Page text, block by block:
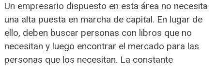
Un empresario dispuesto en esta área no necesita
una alta puesta en marcha de capital. En lugar de
ello, deben buscar personas con libros que no
necesitan y luego encontrar el mercado para las
personas que los necesitan. La constante